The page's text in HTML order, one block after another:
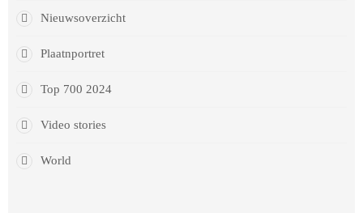
Nieuwsoverzicht
Plaatnportret
Top 700 2024
Video stories
World